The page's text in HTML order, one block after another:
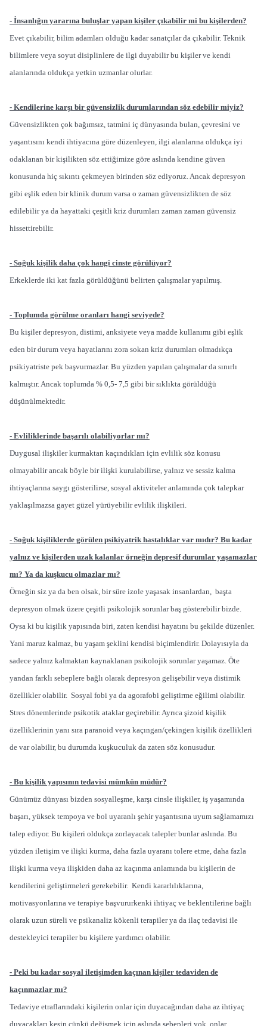
- İnsanlığın yararına buluşlar yapan kişiler çıkabilir mi bu kişilerden?
Evet çıkabilir, bilim adamları olduğu kadar sanatçılar da çıkabilir. Teknik
bilimlere veya soyut disiplinlere de ilgi duyabilir bu kişiler ve kendi
alanlarında oldukça yetkin uzmanlar olurlar.
- Kendilerine karşı bir güvensizlik durumlarından söz edebilir miyiz?
Güvensizlikten çok bağımsız, tatmini iç dünyasında bulan, çevresini ve
yaşantısını kendi ihtiyacına göre düzenleyen, ilgi alanlarına oldukça iyi
odaklanan bir kişilikten söz ettiğimize göre aslında kendine güven
konusunda hiç sıkıntı çekmeyen birinden söz ediyoruz. Ancak depresyon
gibi eşlik eden bir klinik durum varsa o zaman güvensizlikten de söz
edilebilir ya da hayattaki çeşitli kriz durumları zaman zaman güvensiz
hissettirebilir.
- Soğuk kişilik daha çok hangi cinste görülüyor?
Erkeklerde iki kat fazla görüldüğünü belirten çalışmalar yapılmış.
- Toplumda görülme oranları hangi seviyede?
Bu kişiler depresyon, distimi, anksiyete veya madde kullanımı gibi eşlik
eden bir durum veya hayatlarını zora sokan kriz durumları olmadıkça
psikiyatriste pek başvurmazlar. Bu yüzden yapılan çalışmalar da sınırlı
kalmıştır. Ancak toplumda % 0,5- 7,5 gibi bir sıklıkta görüldüğü
düşünülmektedir.
- Evliliklerinde başarılı olabiliyorlar mı?
Duygusal ilişkiler kurmaktan kaçındıkları için evlilik söz konusu
olmayabilir ancak böyle bir ilişki kurulabilirse, yalnız ve sessiz kalma
ihtiyaçlarına saygı gösterilirse, sosyal aktiviteler anlamında çok talepkar
yaklaşılmazsa gayet güzel yürüyebilir evlilik ilişkileri.
- Soğuk kişiliklerde görülen psikiyatrik hastalıklar var mıdır? Bu kadar
yalnız ve kişilerden uzak kalanlar örneğin depresif durumlar yaşamazlar
mı? Ya da kuşkucu olmazlar mı?
Örneğin siz ya da ben olsak, bir süre izole yaşasak insanlardan, başta
depresyon olmak üzere çeşitli psikolojik sorunlar baş gösterebilir bizde.
Oysa ki bu kişilik yapısında biri, zaten kendisi hayatını bu şekilde düzenler.
Yani maruz kalmaz, bu yaşam şeklini kendisi biçimlendirir. Dolayısıyla da
sadece yalnız kalmaktan kaynaklanan psikolojik sorunlar yaşamaz. Öte
yandan farklı sebeplere bağlı olarak depresyon gelişebilir veya distimik
özellikler olabilir. Sosyal fobi ya da agorafobi geliştirme eğilimi olabilir.
Stres dönemlerinde psikotik ataklar geçirebilir. Ayrıca şizoid kişilik
özelliklerinin yanı sıra paranoid veya kaçıngan/çekingen kişilik özellikleri
de var olabilir, bu durumda kuşkuculuk da zaten söz konusudur.
- Bu kişilik yapısının tedavisi mümkün müdür?
Günümüz dünyası bizden sosyalleşme, karşı cinsle ilişkiler, iş yaşamında
başarı, yüksek tempoya ve bol uyaranlı şehir yaşantısına uyum sağlamamızı
talep ediyor. Bu kişileri oldukça zorlayacak talepler bunlar aslında. Bu
yüzden iletişim ve ilişki kurma, daha fazla uyaranı tolere etme, daha fazla
ilişki kurma veya ilişkiden daha az kaçınma anlamında bu kişilerin de
kendilerini geliştirmeleri gerekebilir. Kendi kararlılıklarına,
motivasyonlarına ve terapiye başvururkenki ihtiyaç ve beklentilerine bağlı
olarak uzun süreli ve psikanaliz kökenli terapiler ya da ilaç tedavisi ile
destekleyici terapiler bu kişilere yardımcı olabilir.
- Peki bu kadar sosyal iletişimden kaçınan kişiler tedaviden de
kaçınmazlar mı?
Tedaviye etraflarındaki kişilerin onlar için duyacağından daha az ihtiyaç
duyacakları kesin çünkü değişmek için aslında sebepleri yok, onlar